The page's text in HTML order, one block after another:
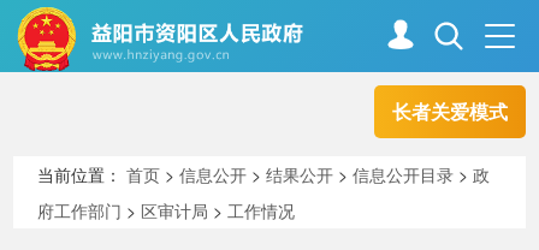
长者关爱模式
走进资阳
当前位置：首页 >信息公开 >结果公开 >信息公开目录 >政
府工作部门 > 区审计局 >工作情况